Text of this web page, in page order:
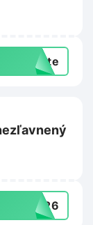
exte
VE26